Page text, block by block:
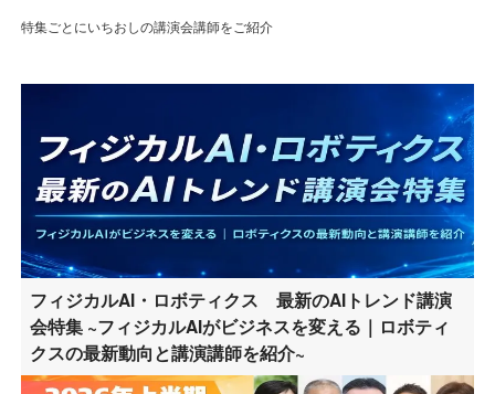
特集ごとにいちおしの講演会講師をご紹介
フィジカルAI・ロボティクス 最新のAIトレンド講演
会特集 ~フィジカルAIがビジネスを変える｜ロボティ
クスの最新動向と講演講師を紹介~